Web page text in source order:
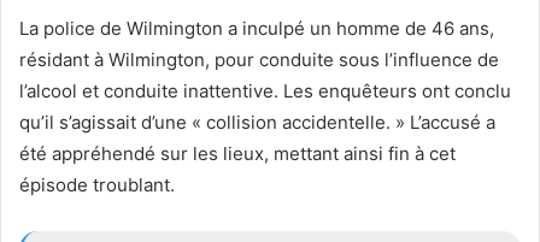
La police de Wilmington a inculpé un homme de 46 ans,
résidant à Wilmington, pour conduite sous l’influence de
l’alcool et conduite inattentive. Les enquêteurs ont conclu
qu’il s’agissait d’une « collision accidentelle. » L’accusé a
été appréhendé sur les lieux, mettant ainsi fin à cet
épisode troublant.